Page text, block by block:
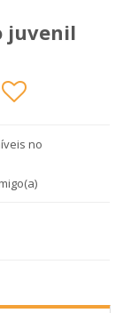
juvenil
no